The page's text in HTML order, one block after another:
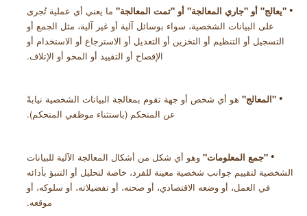
•
"يعالج" أو "جاري المعالجة" أو "تمت المعالجة" ما يعني أي عملية تُجرى
على البيانات الشخصية، سواء بوسائل آلية أو غير آلية، مثل الجمع أو
التسجيل أو التنظيم أو التخزين أو التعديل أو الاسترجاع أو الاستخدام أو
الإفصاح أو التقييد أو المحو أو الإتلاف.
•
"المعالج" هو أي شخص أو جهة تقوم بمعالجة البيانات الشخصية نيابةً
عن المتحكم (باستثناء موظفي المتحكم).
•
"جمع المعلومات" وهو أي شكل من أشكال المعالجة الآلية للبيانات
الشخصية لتقييم جوانب شخصية معينة للفرد، خاصة لتحليل أو التنبؤ بأدائه
في العمل، أو وضعه الاقتصادي، أو صحته، أو تفضيلاته، أو سلوكه، أو
موقعه.